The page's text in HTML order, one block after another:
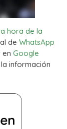
hora de la
de WhatsApp
en Google
información